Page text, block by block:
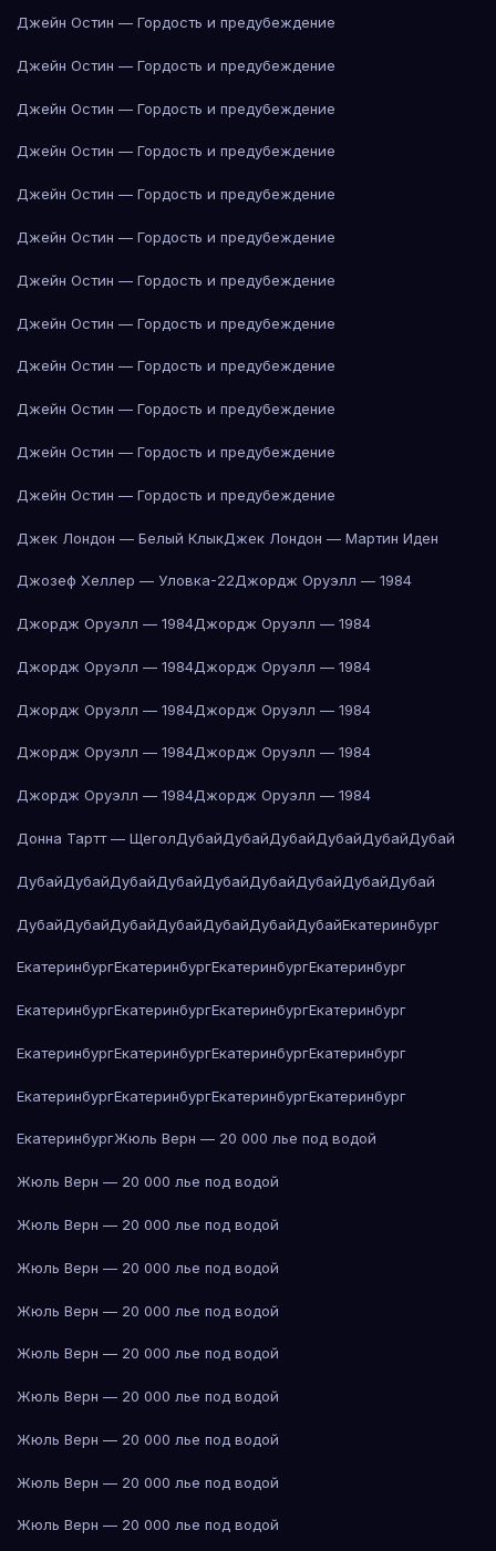
Джейн Остин — Гордость и предубеждение
Джейн Остин — Гордость и предубеждение
Джейн Остин — Гордость и предубеждение
Джейн Остин — Гордость и предубеждение
Джейн Остин — Гордость и предубеждение
Джейн Остин — Гордость и предубеждение
Джейн Остин — Гордость и предубеждение
Джейн Остин — Гордость и предубеждение
Джейн Остин — Гордость и предубеждение
Джейн Остин — Гордость и предубеждение
Джейн Остин — Гордость и предубеждение
Джейн Остин — Гордость и предубеждение
Джек Лондон — Белый КлыкДжек Лондон — Мартин Иден
Джозеф Хеллер — Уловка-22Джордж Оруэлл — 1984
Джордж Оруэлл — 1984Джордж Оруэлл — 1984
Джордж Оруэлл — 1984Джордж Оруэлл — 1984
Джордж Оруэлл — 1984Джордж Оруэлл — 1984
Джордж Оруэлл — 1984Джордж Оруэлл — 1984
Джордж Оруэлл — 1984Джордж Оруэлл — 1984
Донна Тартт — ЩеголДубайДубайДубайДубайДубайДубай
ДубайДубайДубайДубайДубайДубайДубайДубайДубай
ДубайДубайДубайДубайДубайДубайДубайЕкатеринбург
ЕкатеринбургЕкатеринбургЕкатеринбургЕкатеринбург
ЕкатеринбургЕкатеринбургЕкатеринбургЕкатеринбург
ЕкатеринбургЕкатеринбургЕкатеринбургЕкатеринбург
ЕкатеринбургЕкатеринбургЕкатеринбургЕкатеринбург
ЕкатеринбургЖюль Верн — 20 000 лье под водой
Жюль Верн — 20 000 лье под водой
Жюль Верн — 20 000 лье под водой
Жюль Верн — 20 000 лье под водой
Жюль Верн — 20 000 лье под водой
Жюль Верн — 20 000 лье под водой
Жюль Верн — 20 000 лье под водой
Жюль Верн — 20 000 лье под водой
Жюль Верн — 20 000 лье под водой
Жюль Верн — 20 000 лье под водой